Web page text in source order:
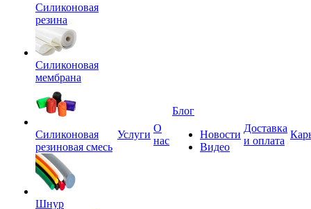
Силиконовая
резина
Силиконовая
мембрана
Силиконовая
резиновая смесь
Шнур
Услуги
О
нас
Блог
Новости
Видео
Доставка
и оплата